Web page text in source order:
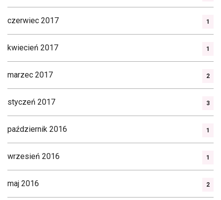
czerwiec 2017 1
kwiecień 2017 1
marzec 2017 2
styczeń 2017 3
październik 2016 1
wrzesień 2016 1
maj 2016 2